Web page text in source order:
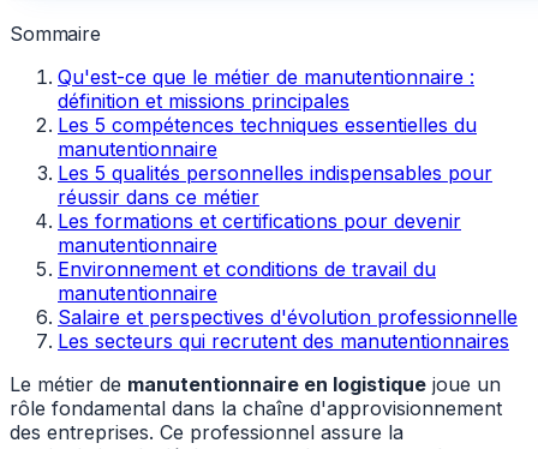
Sommaire
Qu'est-ce que le métier de manutentionnaire :
définition et missions principales
Les 5 compétences techniques essentielles du
manutentionnaire
Les 5 qualités personnelles indispensables pour
réussir dans ce métier
Les formations et certifications pour devenir
manutentionnaire
Environnement et conditions de travail du
manutentionnaire
Salaire et perspectives d'évolution professionnelle
Les secteurs qui recrutent des manutentionnaires
Le métier de manutentionnaire en logistique joue un
rôle fondamental dans la chaîne d'approvisionnement
des entreprises. Ce professionnel assure la